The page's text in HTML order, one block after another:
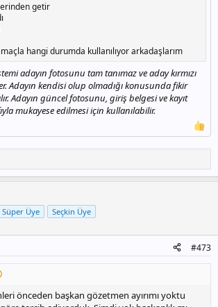
getir
hangi durumda kullanılıyor arkadaşlarım
adayın fotosunu tam tanımaz ve aday kırmızı
Adayın kendisi olup olmadığı konusunda fikir
Adayın güncel fotosunu, giriş belgesi ve kayıt
mukayese edilmesi için kullanılabilir.
Süper Üye Seçkin Üye
#473
önceden başkan gözetmen ayırımı yoktu